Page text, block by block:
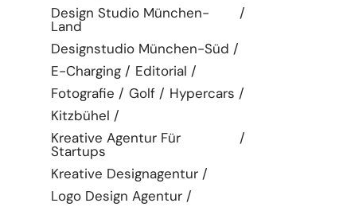
Design Studio München-
Land
Designstudio München-Süd
E-Charging
Editorial
Fotografie
Golf
Hypercars
Kitzbühel
Kreative Agentur Für
Startups
Kreative Designagentur
Logo Design Agentur